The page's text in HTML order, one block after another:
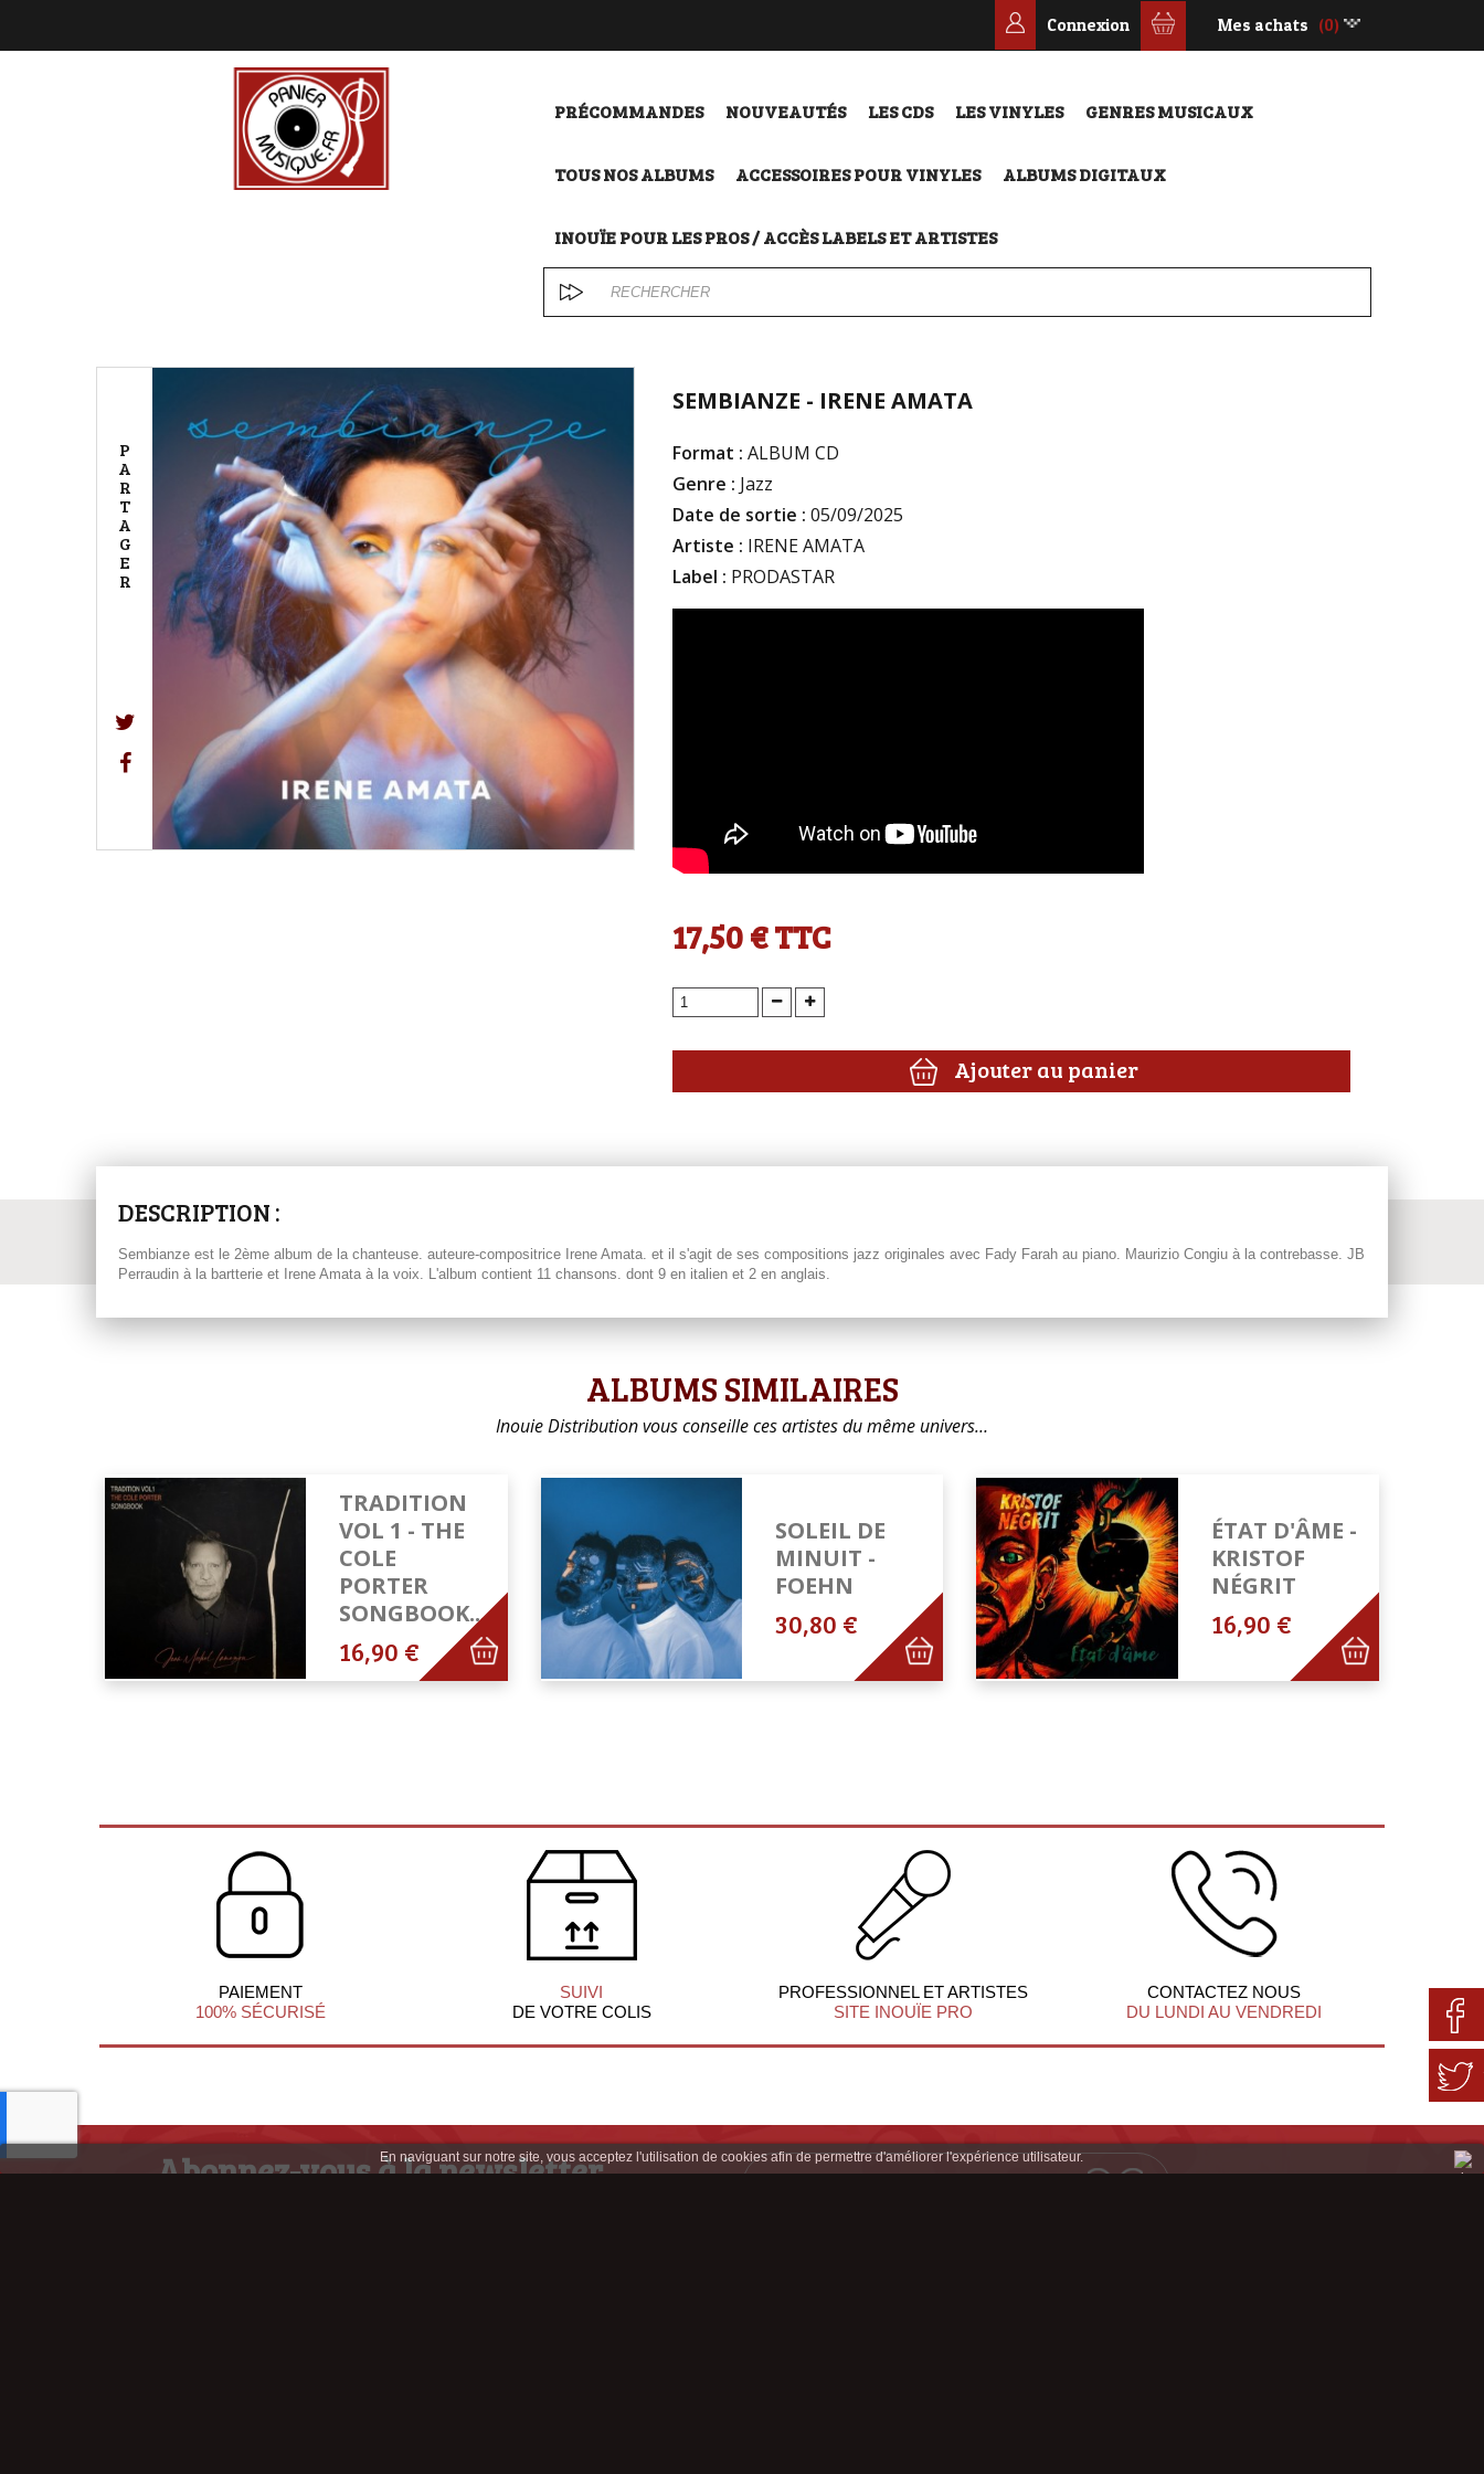
Mes achats (0)
Connexion
PRÉCOMMANDES NOUVEAUTÉS LES CDS LES VINYLES GENRES MUSICAUX
TOUS NOS ALBUMS ACCESSOIRES POUR VINYLES ALBUMS DIGITAUX
INOUÏE POUR LES PROS / ACCÈS LABELS ET ARTISTES
En naviguant sur notre site, vous acceptez l'utilisation de cookies afin de permettre d'améliorer l'expérience utilisateur.
P
A
R
T
A
G
E
R
SEMBIANZE - IRENE AMATA
Format : ALBUM CD
Genre : Jazz
Date de sortie : 05/09/2025
Artiste : IRENE AMATA
Label : PRODASTAR
17,50 €TTC
Ajouter au panier
DESCRIPTION :
Sembianze est le 2ème album de la chanteuse. auteure-compositrice Irene Amata. et il s'agit de ses compositions jazz originales avec Fady Farah au piano. Maurizio Congiu à la contrebasse. JB
Perraudin à la bartterie et Irene Amata à la voix. L'album contient 11 chansons. dont 9 en italien et 2 en anglais.
ALBUMS SIMILAIRES
Inouie Distribution vous conseille ces artistes du même univers…
TRADITION
VOL 1 - THE
COLE
PORTER
SONGBOOK...
16,90 €
SOLEIL DE
MINUIT -
FOEHN
30,80 €
ÉTAT D'ÂME -
KRISTOF
NÉGRIT
16,90 €
PAIEMENT
100% SÉCURISÉ
SUIVI
DE VOTRE COLIS
PROFESSIONNEL ET ARTISTES
SITE INOUÏE PRO
CONTACTEZ NOUS
DU LUNDI AU VENDREDI
Abonnez-vous à la newsletter